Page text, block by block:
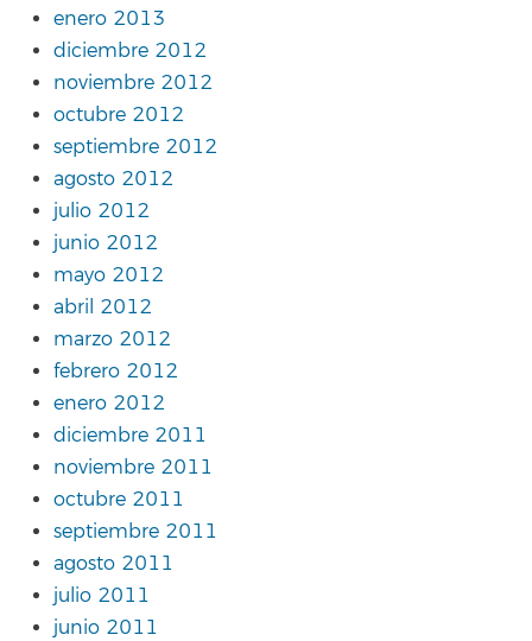
enero 2013
diciembre 2012
noviembre 2012
octubre 2012
septiembre 2012
agosto 2012
julio 2012
junio 2012
mayo 2012
abril 2012
marzo 2012
febrero 2012
enero 2012
diciembre 2011
noviembre 2011
octubre 2011
septiembre 2011
agosto 2011
julio 2011
junio 2011